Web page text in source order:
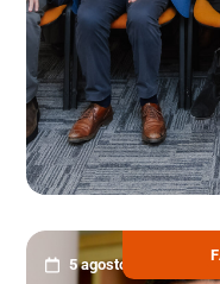
5 agosto, 2026